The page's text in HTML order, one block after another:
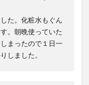
た。化粧水もぐん
。朝晩使っていた
まったので１日一
しました。